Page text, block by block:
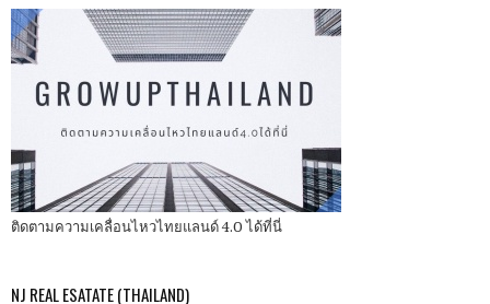
ติดตามความเคลื่อนไหวไทยแลนด์ 4.0 ได้ที่นี่
NJ REAL ESATATE (THAILAND)